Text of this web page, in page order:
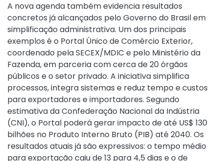
A nova agenda também evidencia resultados
concretos já alcançados pelo Governo do Brasil em
simplificação administrativa. Um dos principais
exemplos é o Portal Único de Comércio Exterior,
coordenado pela SECEX/MDIC e pelo Ministério da
Fazenda, em parceria com cerca de 20 órgãos
públicos e o setor privado. A iniciativa simplifica
processos, integra sistemas e reduz tempo e custos
para exportadores e importadores. Segundo
estimativa da Confederação Nacional da Indústria
(CNI), o Portal poderá gerar impacto de até US$ 130
bilhões no Produto Interno Bruto (PIB) até 2040. Os
resultados atuais já são expressivos: o tempo médio
para exportação caiu de 13 para 4,5 dias e o de